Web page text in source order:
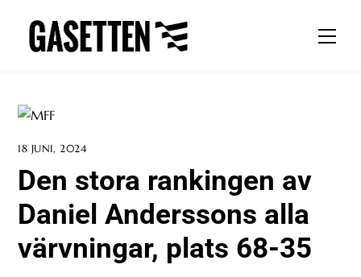
content
18 JUNI, 2024
Den stora rankingen av
Daniel Anderssons alla
värvningar, plats 68-35